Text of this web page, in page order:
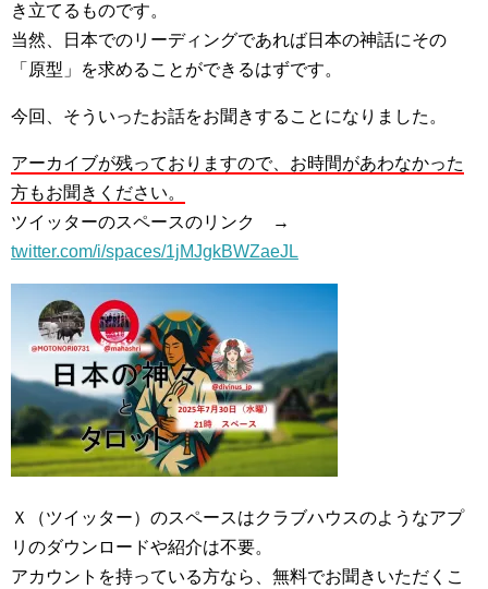
き立てるものです。
当然、日本でのリーディングであれば日本の神話にその
「原型」を求めることができるはずです。
今回、そういったお話をお聞きすることになりました。
アーカイブが残っておりますので、お時間があわなかった
方もお聞きください。
ツイッターのスペースのリンク →
twitter.com/i/spaces/1jMJgkBWZaeJL
Ｘ（ツイッター）のスペースはクラブハウスのようなアプ
リのダウンロードや紹介は不要。
アカウントを持っている方なら、無料でお聞きいただくこ